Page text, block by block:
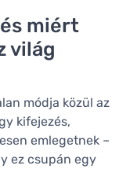
miért
világ
módja közül az
kifejezés,
emlegetnek –
ez csupán egy